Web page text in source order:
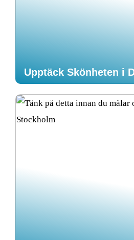
Upptäck Skönheten i